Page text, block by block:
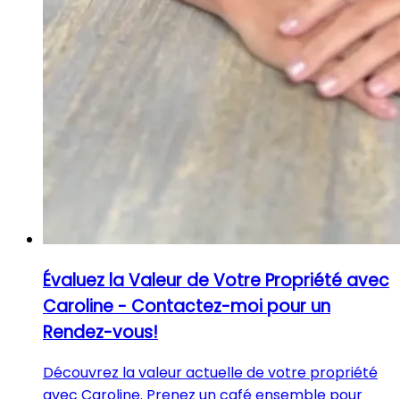
Évaluez la Valeur de Votre Propriété avec
Caroline - Contactez-moi pour un
Rendez-vous!
Découvrez la valeur actuelle de votre propriété